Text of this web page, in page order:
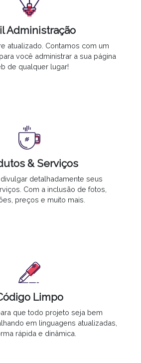
Administração
atualizado . Contamos com um
você administrar a sua página
de qualquer lugar!
& Serviços
detalhadamente seus
Com a inclusão de fotos,
preços e muito mais.
Limpo
que todo projeto seja bem
em linguagens atualizadas,
rápida e dinâmica.